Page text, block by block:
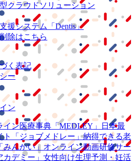
クラウドソリューション
支援システム
「Dentis」
除はこちら
く表記
ー
ン
イン医療事典 「MEDLEY」
日本最
ト 「ジョブメドレー」納得できる老
「みんかい」 オンライン動画研修サー
カデミー」 女性向け生理予測・妊活